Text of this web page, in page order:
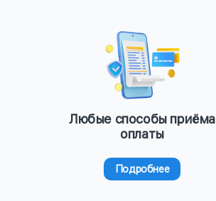
Любые способы приёма
оплаты
Подробнее